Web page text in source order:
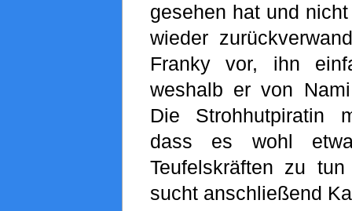
gesehen hat und
wieder
Franky vor, ihn
weshalb er von
Die Strohhutpiratin
dass es wohl
Teufelskräften zu
sucht anschließend